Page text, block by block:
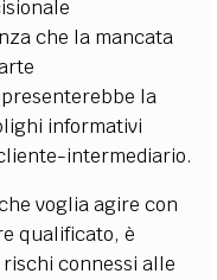
che la mancata
la
informativi
intermediario.
voglia agire con
qualificato, è
connessi alle